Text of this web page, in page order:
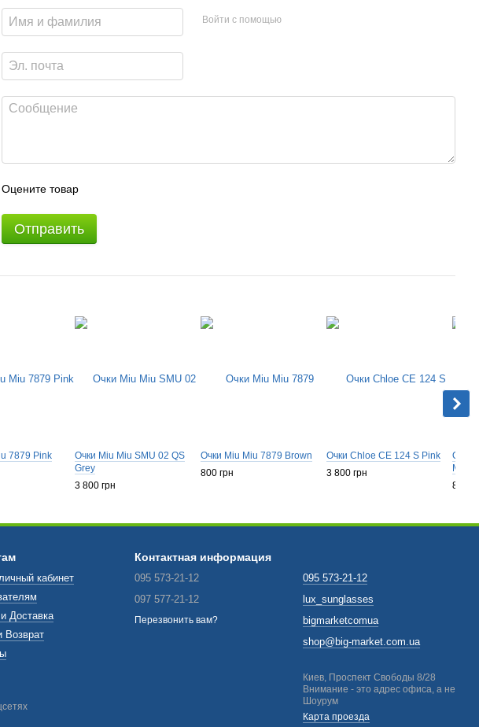
Войти с помощью
Оцените товар
Отправить
7879 Pink
Очки Miu Miu SMU 02 QS
Grey
3 800 грн
Очки Miu Miu 7879 Brown
800 грн
Очки Chloe CE 124 S Pink
3 800 грн
Очки
800
кабинет
Доставка
Возврат
Контактная информация
095 573-21-12
097 577-21-12
Перезвонить вам?
095 573-21-12
lux_sunglasses
bigmarketcomua
shop@big-market.com.ua
Киев, Проспект Свободы 8/28
Внимание - это адрес офиса, а не
Шоурум
Карта проезда